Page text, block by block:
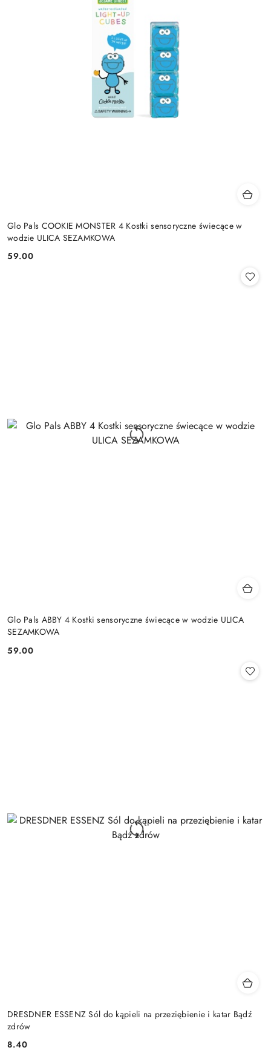
Glo Pals COOKIE MONSTER 4 Kostki sensoryczne świecące w
wodzie ULICA SEZAMKOWA
Cena:
59.00
Glo Pals ABBY 4 Kostki sensoryczne świecące w wodzie ULICA
SEZAMKOWA
Cena:
59.00
DRESDNER ESSENZ Sól do kąpieli na przeziębienie i katar Bądź
zdrów
Cena:
8.40